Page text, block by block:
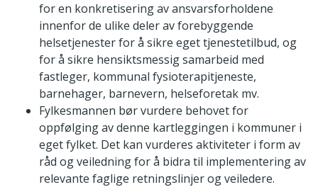
for en konkretisering av ansvarsforholdene
innenfor de ulike deler av forebyggende
helsetjenester for å sikre eget tjenestetilbud, og
for å sikre hensiktsmessig samarbeid med
fastleger, kommunal fysioterapitjeneste,
barnehager, barnevern, helseforetak mv.
Fylkesmannen bør vurdere behovet for
oppfølging av denne kartleggingen i kommuner i
eget fylket. Det kan vurderes aktiviteter i form av
råd og veiledning for å bidra til implementering av
relevante faglige retningslinjer og veiledere.